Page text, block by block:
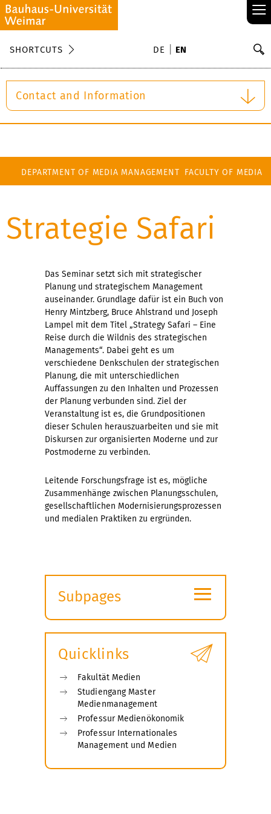
≡
SHORTCUTS DE EN
Contact and Information
DEPARTMENT OF MEDIA MANAGEMENT FACULTY OF MEDIA
Strategie Safari
Das Seminar setzt sich mit strategischer
Planung und strategischem Management
auseinander. Grundlage dafür ist ein Buch von
Henry Mintzberg, Bruce Ahlstrand und Joseph
Lampel mit dem Titel „Strategy Safari – Eine
Reise durch die Wildnis des strategischen
Managements“. Dabei geht es um
verschiedene Denkschulen der strategischen
Planung, die mit unterschiedlichen
Auffassungen zu den Inhalten und Prozessen
der Planung verbunden sind. Ziel der
Veranstaltung ist es, die Grundpositionen
dieser Schulen herauszuarbeiten und sie mit
Diskursen zur organisierten Moderne und zur
Postmoderne zu verbinden.
Leitende Forschungsfrage ist es, mögliche
Zusammenhänge zwischen Planungsschulen,
gesellschaftlichen Modernisierungsprozessen
und medialen Praktiken zu ergründen.
Subpages
submenu
≡
Quicklinks
Fakultät Medien
Studiengang Master
Medienmanagement
Professur Medienökonomik
Professur Internationales
Management und Medien